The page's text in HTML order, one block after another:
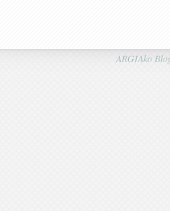
ARGIAko